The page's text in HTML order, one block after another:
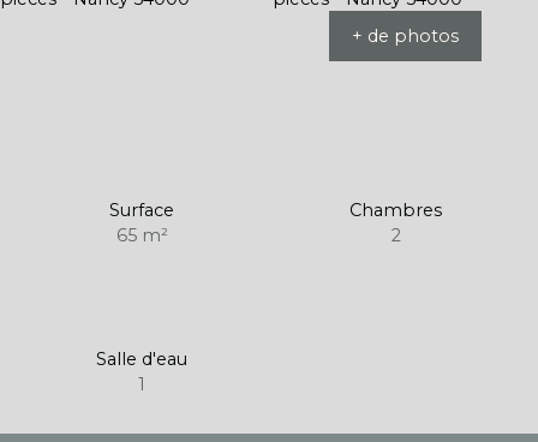
+ de photos
Surface
65 m²
Chambres
2
Salle d'eau
1